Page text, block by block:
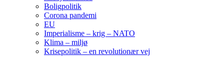
Boligpolitik
Corona pandemi
EU
Imperialisme – krig – NATO
Klima – miljø
Krisepolitik – en revolutionær vej